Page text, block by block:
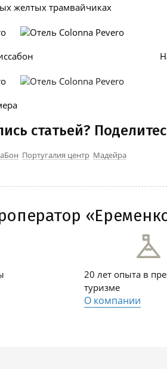
желтых трамвайчиках
Лиссабон
номера
статьей?
Португалия центр Мадейра
20 лет опыта в
туризме
О компании